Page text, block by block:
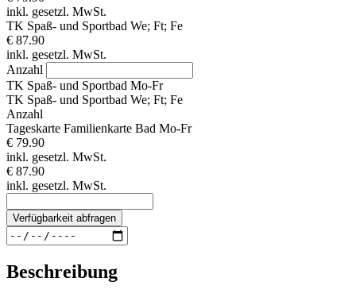
inkl. gesetzl. MwSt.
TK Spaß- und Sportbad We; Ft; Fe
€ 87.90
inkl. gesetzl. MwSt.
Anzahl
TK Spaß- und Sportbad Mo-Fr
TK Spaß- und Sportbad We; Ft; Fe
Anzahl
Tageskarte Familienkarte Bad Mo-Fr
€ 79.90
inkl. gesetzl. MwSt.
€ 87.90
inkl. gesetzl. MwSt.
Verfügbarkeit abfragen
Beschreibung